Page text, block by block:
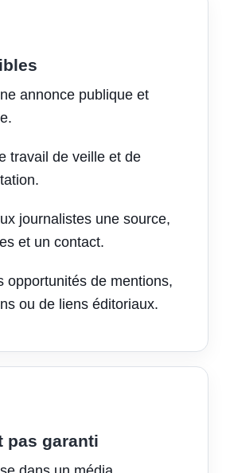
annonce publique et
travail de veille et de
journalistes une source,
et un contact.
opportunités de mentions,
ou de liens éditoriaux.
pas garanti